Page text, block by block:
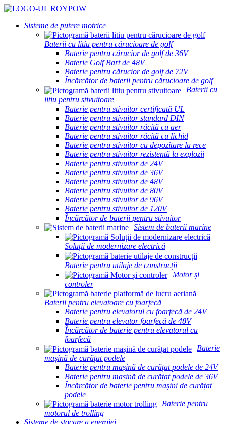
Sisteme de putere motrice
Baterii cu litiu pentru cărucioare de golf
Baterie pentru cărucior de golf de 36V
Baterie Golf Bart de 48V
Baterie pentru cărucior de golf de 72V
Încărcător de baterii pentru cărucioare de golf
Baterii cu
litiu pentru stivuitoare
Baterie pentru stivuitor certificată UL
Baterie pentru stivuitor standard DIN
Baterie pentru stivuitor răcită cu aer
Baterie pentru stivuitor răcită cu lichid
Baterie pentru stivuitor cu depozitare la rece
Baterie pentru stivuitor rezistentă la explozii
Baterie pentru stivuitor de 24V
Baterie pentru stivuitor de 36V
Baterie pentru stivuitor de 48V
Baterie pentru stivuitor de 80V
Baterie pentru stivuitor de 96V
Baterie pentru stivuitor de 120V
Încărcător de baterii pentru stivuitor
Sistem de baterii marine
Soluții de modernizare electrică
Baterie pentru utilaje de construcții
Motor și
controler
Baterii pentru elevatoare cu foarfecă
Baterie pentru elevatorul cu foarfecă de 24V
Baterie pentru elevator foarfecă de 48V
Încărcător de baterie pentru elevatorul cu
foarfecă
Baterie
mașină de curățat podele
Baterie pentru mașină de curățat podele de 24V
Baterie pentru mașină de curățat podele de 36V
Încărcător de baterie pentru mașini de curățat
podele
Baterie pentru
motorul de trolling
Sisteme de stocare a energiei